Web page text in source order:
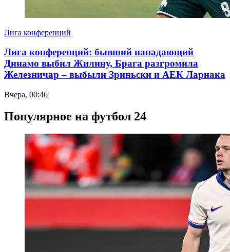
Лига конференций
Лига конференций: бывший нападающий
Динамо выбил Жилину, Брага разгромила
Железничар – выбыли Зриньски и АЕК Ларнака
Вчера, 00:46
Популярное на футбол 24